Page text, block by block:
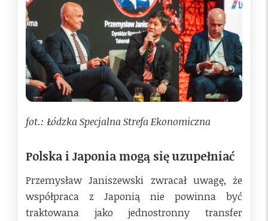
fot.: Łódzka Specjalna Strefa Ekonomiczna
Polska i Japonia mogą się uzupełniać
Przemysław Janiszewski zwracał uwagę, że
współpraca z Japonią nie powinna być
traktowana jako jednostronny transfer